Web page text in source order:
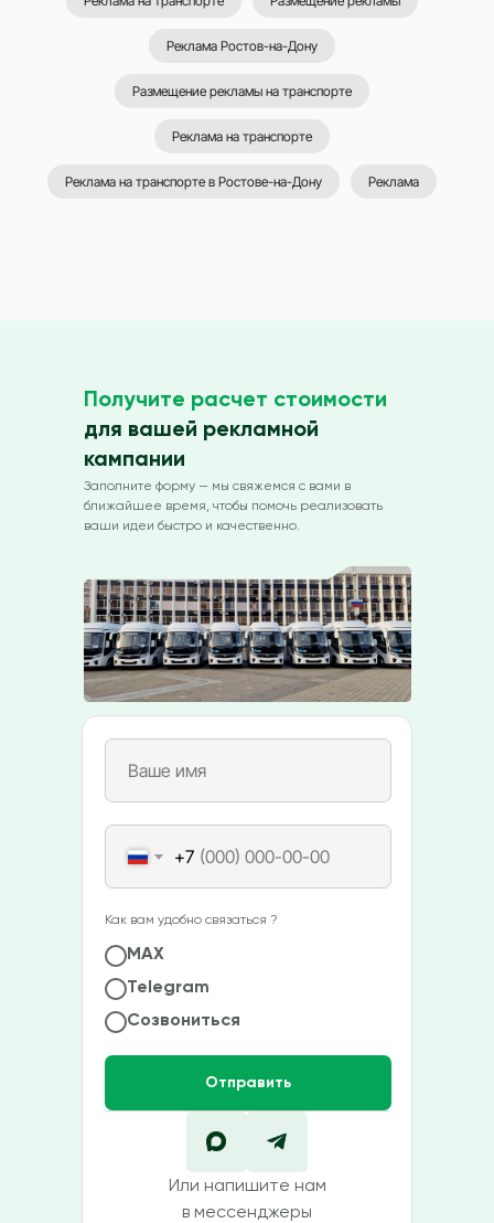
Реклама Ростов-на-Дону
Размещение рекламы на транспорте
Реклама на транспорте
Реклама на транспорте в Ростове-на-Дону Реклама
Получите расчет стоимости
для вашей рекламной
кампании
Заполните форму — мы свяжемся с вами в
ближайшее время, чтобы помочь реализовать
ваши идеи быстро и качественно.
+7
Как вам удобно связаться ?
МАХ
Telegram
Созвониться
Отправить
Или напишите нам
в мессенджеры